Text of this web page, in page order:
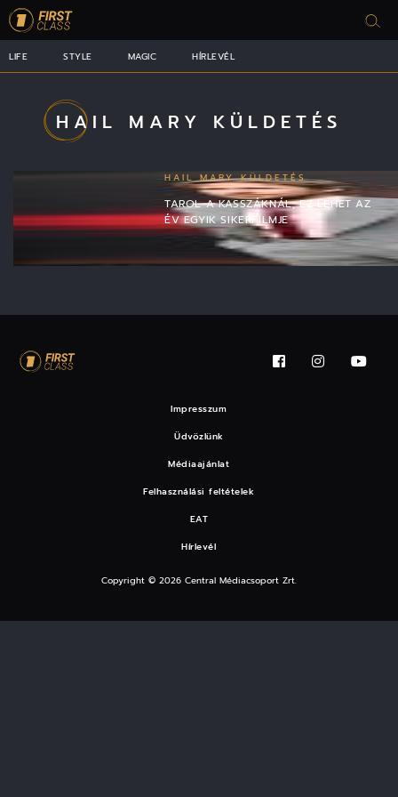
LIFE STYLE MAGIC HÍRLEVÉL
HAIL MARY KÜLDETÉS
HAIL MARY KÜLDETÉS
TAROL A KASSZÁKNÁL, EZ LEHET AZ
ÉV EGYIK SIKERFILMJE
Impresszum
Üdvözlünk
Médiaajánlat
Felhasználási feltételek
EAT
Hírlevél
Copyright © 2026 Central Médiacsoport Zrt.